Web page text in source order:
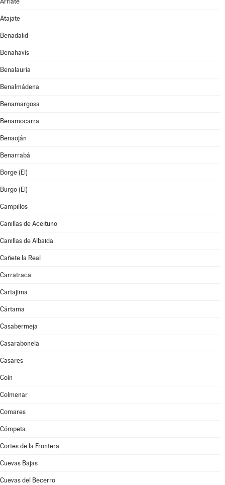
Atajate
Benadalid
Benahavís
Benalauría
Benalmádena
Benamargosa
Benamocarra
Benaoján
Benarrabá
Borge (El)
Burgo (El)
Campillos
Canillas de Aceituno
Canillas de Albaida
Cañete la Real
Carratraca
Cartajima
Cártama
Casabermeja
Casarabonela
Casares
Coín
Colmenar
Comares
Cómpeta
Cortes de la Frontera
Cuevas Bajas
Cuevas del Becerro